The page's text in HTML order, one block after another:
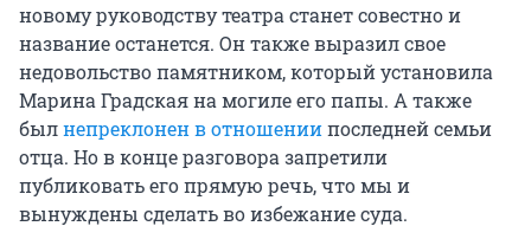
новому руководству театра станет совестно и
название останется. Он также выразил свое
недовольство памятником, который установила
Марина Градская на могиле его папы. А также
былнепреклонен в отношениипоследней семьи
отца. Но в конце разговора запретили
публиковать его прямую речь, что мы и
вынуждены сделать во избежание суда.